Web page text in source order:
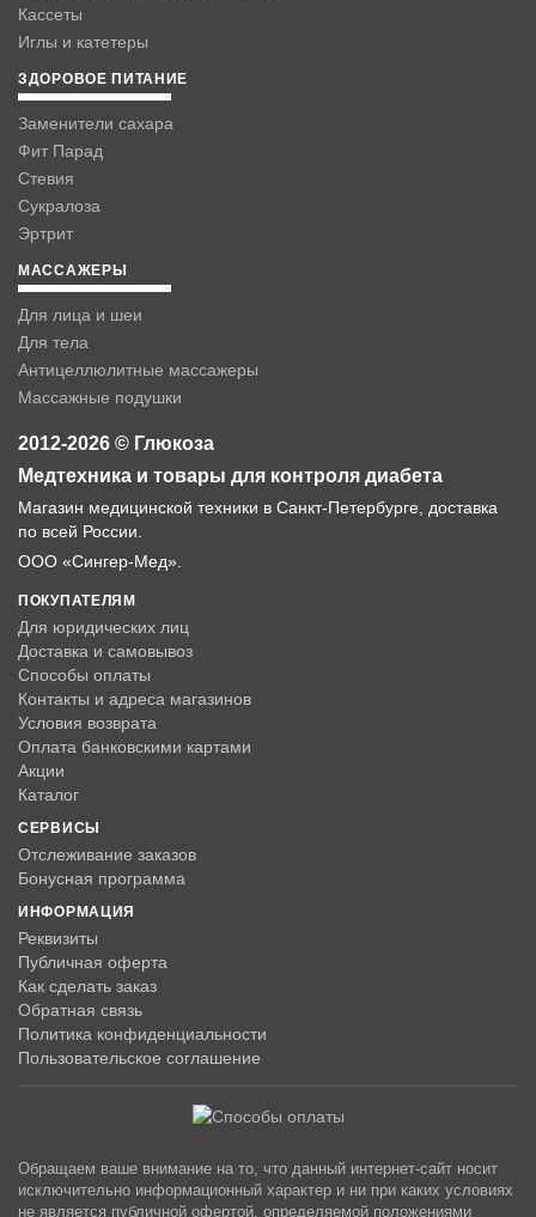
Кассеты
Иглы и катетеры
ЗДОРОВОЕ ПИТАНИЕ
Заменители сахара
Фит Парад
Стевия
Сукралоза
Эртрит
МАССАЖЕРЫ
Для лица и шеи
Для тела
Антицеллюлитные массажеры
Массажные подушки
2012-2026 © Глюкоза
Медтехника и товары для контроля диабета
Магазин медицинской техники в Санкт-Петербурге, доставка
по всей России.
ООО «Сингер-Мед».
ПОКУПАТЕЛЯМ
Для юридических лиц
Доставка и самовывоз
Способы оплаты
Контакты и адреса магазинов
Условия возврата
Оплата банковскими картами
Акции
Каталог
СЕРВИСЫ
Отслеживание заказов
Бонусная программа
ИНФОРМАЦИЯ
Реквизиты
Публичная оферта
Как сделать заказ
Обратная связь
Политика конфиденциальности
Пользовательское соглашение
Обращаем ваше внимание на то, что данный интернет-сайт носит
исключительно информационный характер и ни при каких условиях
не является публичной офертой, определяемой положениями